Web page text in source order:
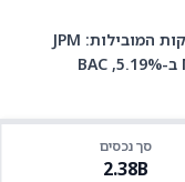
FNCL היא קרן סל עם 385 אחזקות. בין האחזקות המובילות: JPM
ב-10.44%, BRK.B ב-7.87%, V ב-6.81%, MA ב-5.19%, BAC
סך נכסים
2.38B